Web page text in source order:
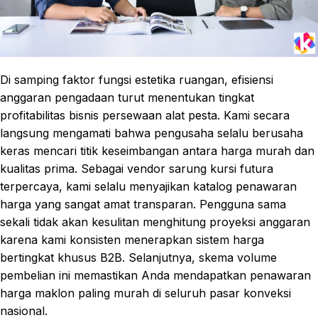
Di samping faktor fungsi estetika ruangan, efisiensi
anggaran pengadaan turut menentukan tingkat
profitabilitas bisnis persewaan alat pesta. Kami secara
langsung mengamati bahwa pengusaha selalu berusaha
keras mencari titik keseimbangan antara harga murah dan
kualitas prima. Sebagai vendor sarung kursi futura
terpercaya, kami selalu menyajikan katalog penawaran
harga yang sangat amat transparan. Pengguna sama
sekali tidak akan kesulitan menghitung proyeksi anggaran
karena kami konsisten menerapkan sistem harga
bertingkat khusus B2B. Selanjutnya, skema volume
pembelian ini memastikan Anda mendapatkan penawaran
harga maklon paling murah di seluruh pasar konveksi
nasional.